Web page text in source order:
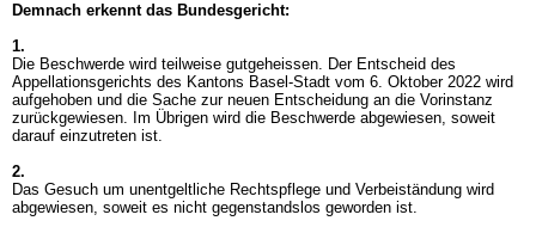
Demnach erkennt das Bundesgericht:
1.
Die Beschwerde wird teilweise gutgeheissen. Der Entscheid des
Appellationsgerichts des Kantons Basel-Stadt vom 6. Oktober 2022 wird
aufgehoben und die Sache zur neuen Entscheidung an die Vorinstanz
zurückgewiesen. Im Übrigen wird die Beschwerde abgewiesen, soweit
darauf einzutreten ist.
2.
Das Gesuch um unentgeltliche Rechtspflege und Verbeiständung wird
abgewiesen, soweit es nicht gegenstandslos geworden ist.